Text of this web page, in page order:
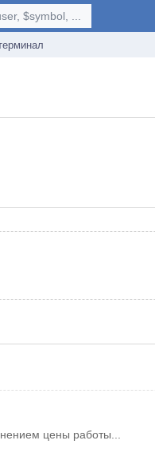
$symbol, ...
цены работы...